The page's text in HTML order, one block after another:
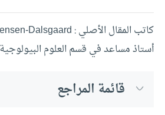
أستاذ مساعد في قسم العلوم
قائمة المراجع